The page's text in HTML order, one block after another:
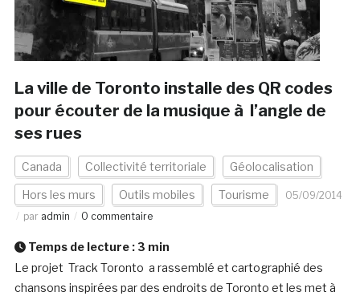
La ville de Toronto installe des QR codes
pour écouter de la musique à l’angle de
ses rues
Canada Collectivité territoriale Géolocalisation
Hors les murs Outils mobiles Tourisme
05/09/2014
par admin 0 commentaire
Temps de lecture : 3 min
Le projet Track Toronto a rassemblé et cartographié des
chansons inspirées par des endroits de Toronto et les met à